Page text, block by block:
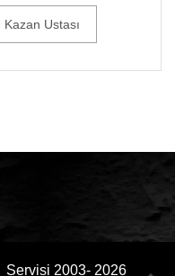
Kazan Ustası
2003- 2026